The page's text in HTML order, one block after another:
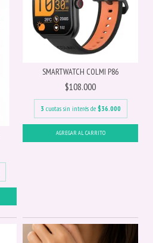
SMARTWATCH COLMI P86
$108.000
3 cuotas sin interés de $36.000